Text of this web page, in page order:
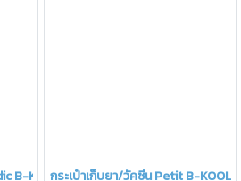
B-KOOLกระเป๋าเก็บยา/วัคซีน Petit B-KOOL